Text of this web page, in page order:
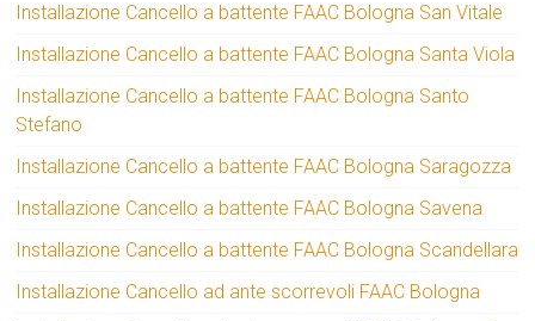
Installazione Cancello a battente FAAC Bologna San Vitale
Installazione Cancello a battente FAAC Bologna Santa Viola
Installazione Cancello a battente FAAC Bologna Santo
Stefano
Installazione Cancello a battente FAAC Bologna Saragozza
Installazione Cancello a battente FAAC Bologna Savena
Installazione Cancello a battente FAAC Bologna Scandellara
Installazione Cancello ad ante scorrevoli FAAC Bologna